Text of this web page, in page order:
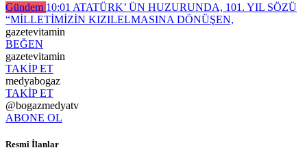
Gündem 10:01 ATATÜRK’ ÜN HUZURUNDA, 101. YIL SÖZÜ
“MİLLETİMİZİN KIZILELMASINA DÖNÜŞEN,
gazetevitamin
BEĞEN
gazetevitamin
TAKİP ET
medyabogaz
TAKİP ET
@bogazmedyatv
ABONE OL
Resmî İlanlar